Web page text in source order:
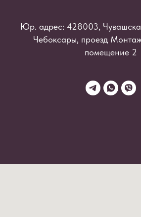
Юр. адрес: 428003,
Чебоксары, проезд
помещение 2